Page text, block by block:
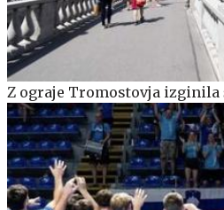
Z ograje Tromostovja izginila